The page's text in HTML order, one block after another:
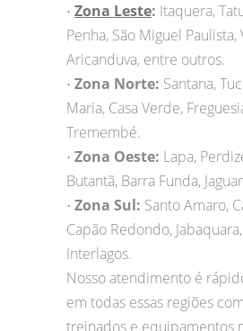
• Zona Leste: Itaquera,
Penha, São Miguel
Aricanduva, entre outros.
• Zona Norte: Santana,
Maria, Casa Verde,
Tremembé.
• Zona Oeste: Lapa,
Butantã, Barra Funda,
• Zona Sul: Santo Amaro,
Capão Redondo,
Interlagos.
Nosso atendimento é
em todas essas regiões
treinados e equipamentos